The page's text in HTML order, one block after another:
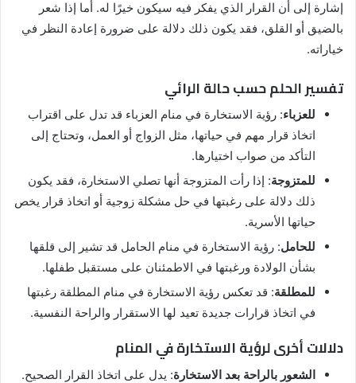
إشارة إلى أن القرار الذي يفكر فيه سيكون خيرًا له. أما إذا شعر
بالضيق أو القلق، فقد يكون ذلك دلالة على ضرورة إعادة النظر في
خياراته.
تفسير الحلم حسب حالة الرائي
للعزباء: رؤية الاستخارة في منام العزباء قد تدل على اقتراب
اتخاذ قرار مهم في حياتها، مثل الزواج أو العمل، وتحتاج إلى
التأكد من صواب اختيارها.
للمتزوجة: إذا رأت المتزوجة أنها تصلي الاستخارة، فقد يكون
ذلك دلالة على رغبتها في حل مشكلة زوجية أو اتخاذ قرار يخص
حياتها الأسرية.
للحامل: رؤية الاستخارة في منام الحامل قد تشير إلى قلقها
بشأن الولادة ورغبتها في الاطمئنان على مستقبل طفلها.
للمطلقة: قد تعكس رؤية الاستخارة في منام المطلقة رغبتها
في اتخاذ قرارات جديدة تعيد لها الاستقرار والراحة النفسية.
دلالات أخرى لرؤية الاستخارة في المنام
الشعور بالراحة بعد الاستخارة: يدل على اتخاذ القرار الصحيح.